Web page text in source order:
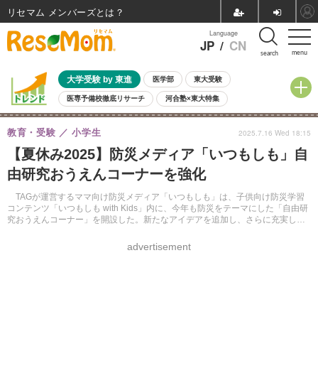
menu
Language
JP / CN search
大学受験 by 東進 医学部 東大受験
医専予備校徹底リサーチ 河合塾×東大特集
親子で考える大学選び 高校受験 中学受験 小学校受験
共通テスト 夏休み
8月開催イベント・WS 全国公立高校 過去問 人気記事
自由研究教材（小学生向け） 自由研究教材（中学生向け）
【夏休み2025】防災メディア「いつもしも」自
由研究おうえんコーナーを強化
TAGが運営するママ向け防災メディア「いつもしも」は、子供向け防災学習
コンテンツ「いつもしも with Kids」内に、今年も防災をテーマにした「自由研
究おうえんコーナー」を開設した。新たなアイデアを追加し、さらに充実した
教育・受験 小学生
advertisement
2025.7.16 Wed 18:15
リセマム メンバーズ